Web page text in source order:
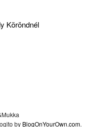
Köröndnél
by BlogOnYourOwn.com.